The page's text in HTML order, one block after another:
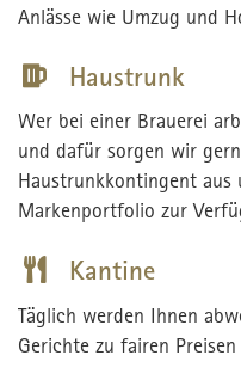
Anlässe wie Umzug und
Haustrunk
Wer bei einer Brauerei
und dafür sorgen wir
Haustrunkkontingent aus
Markenportfolio zur
Kantine
Täglich werden Ihnen
Gerichte zu fairen